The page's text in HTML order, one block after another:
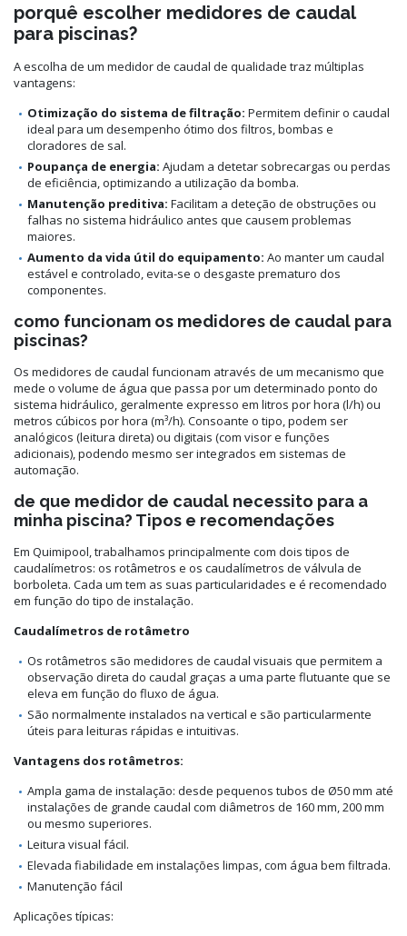
porquê escolher medidores de caudal
para piscinas?
A escolha de um medidor de caudal de qualidade traz múltiplas
vantagens:
Otimização do sistema de filtração: Permitem definir o caudal
ideal para um desempenho ótimo dos filtros, bombas e
cloradores de sal.
Poupança de energia: Ajudam a detetar sobrecargas ou perdas
de eficiência, optimizando a utilização da bomba.
Manutenção preditiva: Facilitam a deteção de obstruções ou
falhas no sistema hidráulico antes que causem problemas
maiores.
Aumento da vida útil do equipamento: Ao manter um caudal
estável e controlado, evita-se o desgaste prematuro dos
componentes.
como funcionam os medidores de caudal para
piscinas?
Os medidores de caudal funcionam através de um mecanismo que
mede o volume de água que passa por um determinado ponto do
sistema hidráulico, geralmente expresso em litros por hora (l/h) ou
metros cúbicos por hora (m³/h). Consoante o tipo, podem ser
analógicos (leitura direta) ou digitais (com visor e funções
adicionais), podendo mesmo ser integrados em sistemas de
automação.
de que medidor de caudal necessito para a
minha piscina? Tipos e recomendações
Em Quimipool, trabalhamos principalmente com dois tipos de
caudalímetros: os rotâmetros e os caudalímetros de válvula de
borboleta. Cada um tem as suas particularidades e é recomendado
em função do tipo de instalação.
Caudalímetros de rotâmetro
Os rotâmetros são medidores de caudal visuais que permitem a
observação direta do caudal graças a uma parte flutuante que se
eleva em função do fluxo de água.
São normalmente instalados na vertical e são particularmente
úteis para leituras rápidas e intuitivas.
Vantagens dos rotâmetros:
Ampla gama de instalação: desde pequenos tubos de Ø50 mm até
instalações de grande caudal com diâmetros de 160 mm, 200 mm
ou mesmo superiores.
Leitura visual fácil.
Elevada fiabilidade em instalações limpas, com água bem filtrada.
Manutenção fácil
Aplicações típicas: